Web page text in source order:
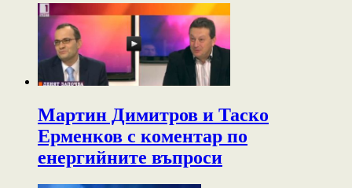
Мартин Димитров и Таско
Ерменков с коментар по
енергийните въпроси